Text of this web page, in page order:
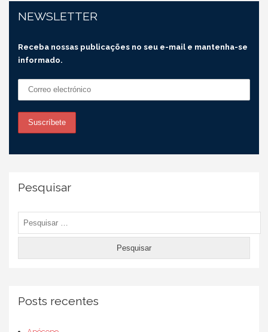
NEWSLETTER
Receba nossas publicações no seu e-mail e mantenha-se
informado.
Pesquisar
Posts recentes